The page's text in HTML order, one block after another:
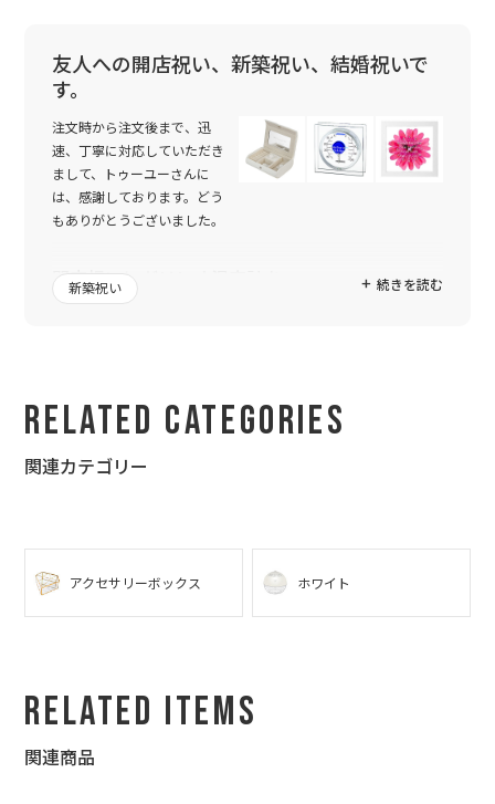
友人への開店祝い、新築祝い、結婚祝いで
す。
注文時から注文後まで、迅
速、丁寧に対応していただき
まして、トゥーユーさんに
は、感謝しております。どう
もありがとうございました。
開店祝いにガリレオ温度計を…
嬉しい限りです。
新築祝いにフラワークロックを…
結婚祝いにジュエリーケースを…
てな感じでした。
結婚記念日の日にちをどうしようかと、悩み、さりげなくお聞き
したら、入籍日が結婚記念日かな！ということで、入籍日を刻み
ました。
続きを読む
新築祝い
Related Categories
関連カテゴリー
アクセサリーボックス ホワイト
Related Items
関連商品